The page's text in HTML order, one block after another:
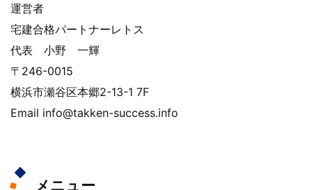
運営者
宅建合格パートナーレトス
代表 小野 一輝
〒246-0015
横浜市瀬谷区本郷2-13-1 7F
Email info@takken-success.info
メニュー